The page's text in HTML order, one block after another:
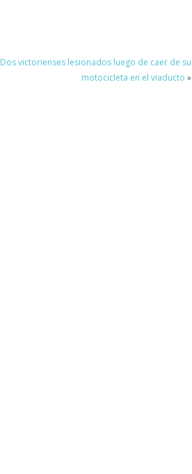
Dos victorienses lesionados luego de caer de su
motocicleta en el viaducto »